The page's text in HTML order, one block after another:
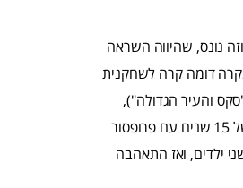
נונס, שהיווה השראה
דומה קרה לשחקנית
והעיר הגדולה"),
שהיתה במערכת יחסים של 15 שנים עם פרופסור
ילדים, ואז התאהבה